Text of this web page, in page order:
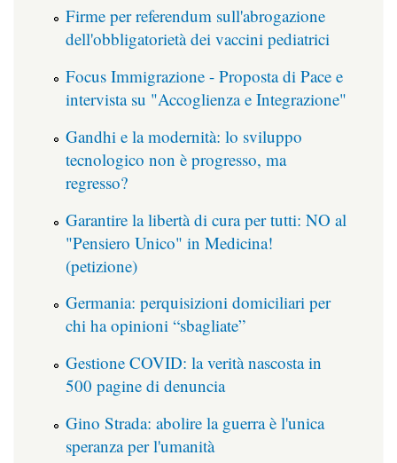
Firme per referendum sull'abrogazione
dell'obbligatorietà dei vaccini pediatrici
Focus Immigrazione - Proposta di Pace e
intervista su "Accoglienza e Integrazione"
Gandhi e la modernità: lo sviluppo
tecnologico non è progresso, ma
regresso?
Garantire la libertà di cura per tutti: NO al
"Pensiero Unico" in Medicina!
(petizione)
Germania: perquisizioni domiciliari per
chi ha opinioni “sbagliate”
Gestione COVID: la verità nascosta in
500 pagine di denuncia
Gino Strada: abolire la guerra è l'unica
speranza per l'umanità